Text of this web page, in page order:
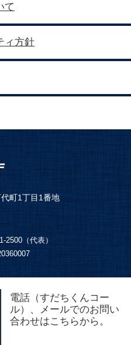
て
ィ方針
町1丁目1番地
2500（代表）
電話（すだちくんコー
ル）、メールでのお問い
合わせはこちらから。